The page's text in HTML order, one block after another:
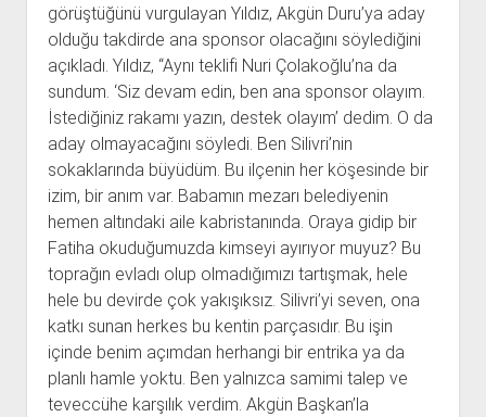
görüştüğünü vurgulayan Yıldız, Akgün Duru’ya aday
olduğu takdirde ana sponsor olacağını söylediğini
açıkladı. Yıldız, “Aynı teklifi Nuri Çolakoğlu’na da
sundum. ‘Siz devam edin, ben ana sponsor olayım.
İstediğiniz rakamı yazın, destek olayım’ dedim. O da
aday olmayacağını söyledi. Ben Silivri’nin
sokaklarında büyüdüm. Bu ilçenin her köşesinde bir
izim, bir anım var. Babamın mezarı belediyenin
hemen altındaki aile kabristanında. Oraya gidip bir
Fatiha okuduğumuzda kimseyi ayırıyor muyuz? Bu
toprağın evladı olup olmadığımızı tartışmak, hele
hele bu devirde çok yakışıksız. Silivri’yi seven, ona
katkı sunan herkes bu kentin parçasıdır. Bu işin
içinde benim açımdan herhangi bir entrika ya da
planlı hamle yoktu. Ben yalnızca samimi talep ve
teveccühe karşılık verdim. Akgün Başkan’la